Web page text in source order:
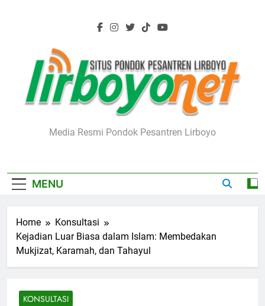
Lirboyo.net
Media Resmi Pondok Pesantren Lirboyo
MENU
Home
Konsultasi
Kejadian Luar Biasa dalam Islam: Membedakan
Mukjizat, Karamah, dan Tahayul
KONSULTASI